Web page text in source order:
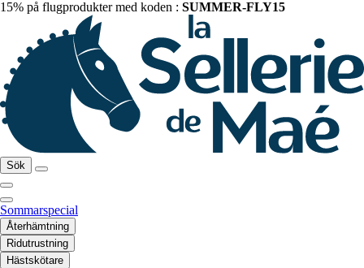
15% på flugprodukter med koden : SUMMER-FLY15
Sök
Sommarspecial
Återhämtning
Ridutrustning
Hästskötare